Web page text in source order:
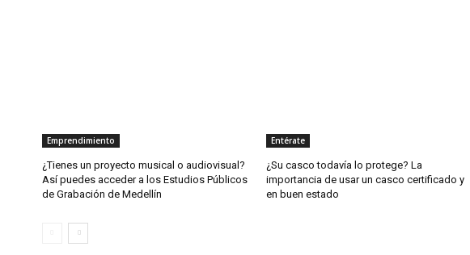
Emprendimiento
¿Tienes un proyecto musical o audiovisual?
Así puedes acceder a los Estudios Públicos
de Grabación de Medellín
Entérate
¿Su casco todavía lo protege? La
importancia de usar un casco certificado y
en buen estado